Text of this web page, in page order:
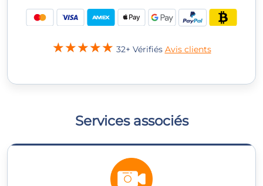
32+ Vérifiés Avis clients
Services associés